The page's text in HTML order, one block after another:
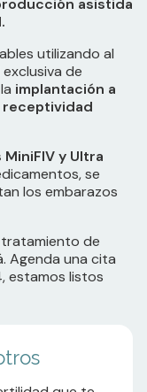
asistida
utilizando al
de
implantación a
receptividad
y Ultra
se
los embarazos
de
Agenda una cita
estamos listos